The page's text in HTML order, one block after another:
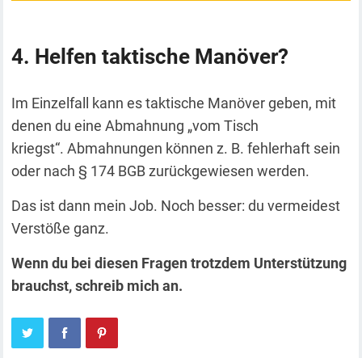
Helfen taktische Manöver?
Im Einzelfall kann es taktische Manöver geben, mit
denen du eine Abmahnung „vom Tisch
kriegst“. Abmahnungen können z. B. fehlerhaft sein
oder nach § 174 BGB zurückgewiesen werden.
Das ist dann mein Job. Noch besser: du vermeidest
Verstöße ganz.
Wenn du bei diesen Fragen trotzdem Unterstützung
brauchst, schreib mich an.